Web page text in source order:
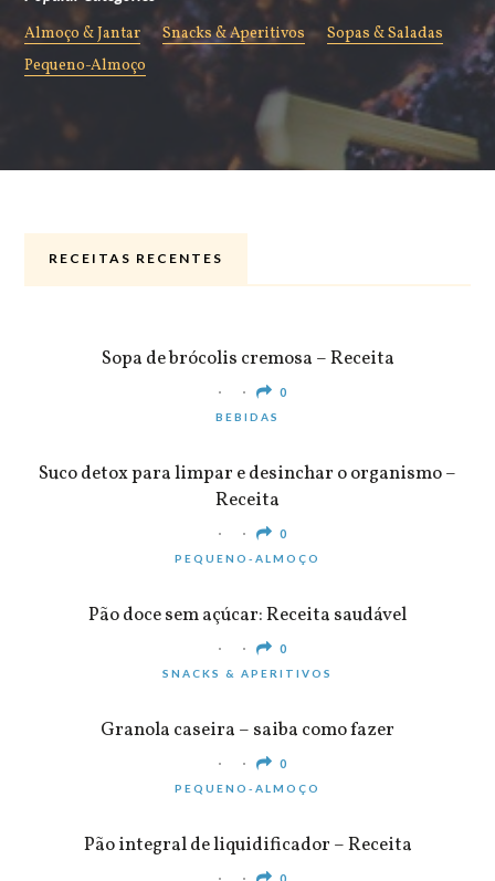
Almoço & Jantar Snacks & Aperitivos
Sopas & Saladas
Pequeno-Almoço
RECEITAS RECENTES
Sopa de brócolis cremosa – Receita
0
BEBIDAS
Suco detox para limpar e desinchar o organismo –
Receita
0
PEQUENO-ALMOÇO
Pão doce sem açúcar: Receita saudável
0
SNACKS & APERITIVOS
Granola caseira – saiba como fazer
0
PEQUENO-ALMOÇO
Pão integral de liquidificador – Receita